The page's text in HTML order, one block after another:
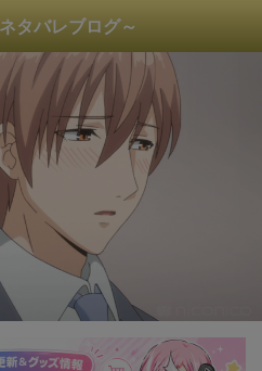
タバレブログ～